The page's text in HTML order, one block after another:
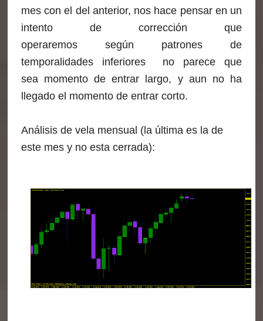
mes con el del anterior, nos hace pensar en un
intento de corrección que
operaremos según patrones de
temporalidades inferiores no parece que
sea momento de entrar largo, y aun no ha
llegado el momento de entrar corto.
Análisis de vela mensual (la última es la de
este mes y no esta cerrada):